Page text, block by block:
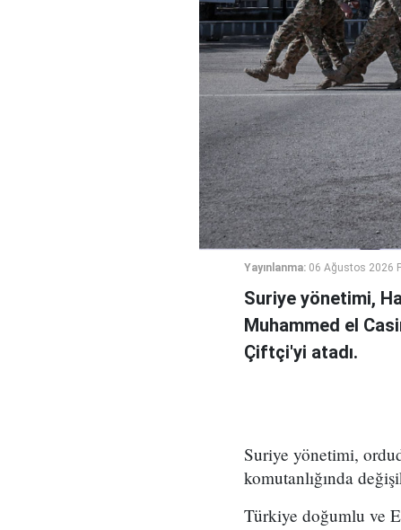
Yayınlanma: 06 Ağustos 2026
Suriye yönetimi,
Muhammed el
Çiftçi'yi atadı.
Suriye yönetimi,
komutanlığında
Türkiye doğumlu ve